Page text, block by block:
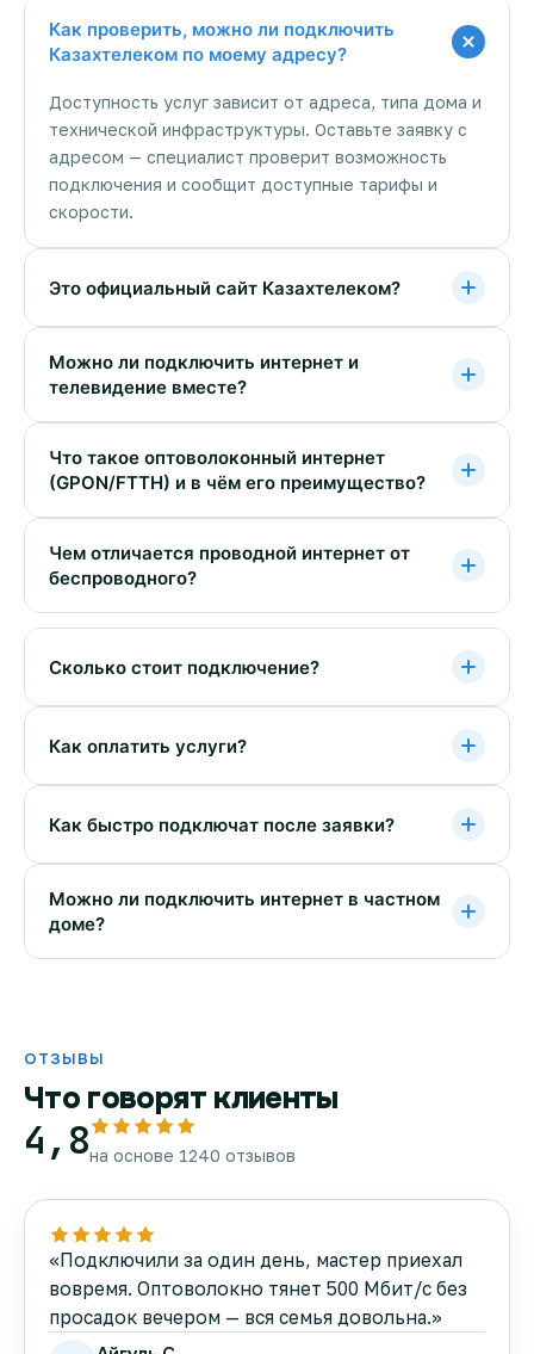
Как проверить, можно ли подключить
Казахтелеком по моему адресу?
Доступность услуг зависит от адреса, типа дома и
технической инфраструктуры. Оставьте заявку с
адресом — специалист проверит возможность
подключения и сообщит доступные тарифы и
скорости.
Это официальный сайт Казахтелеком?
Можно ли подключить интернет и
телевидение вместе?
Что такое оптоволоконный интернет
(GPON/FTTH) и в чём его преимущество?
Чем отличается проводной интернет от
беспроводного?
Сколько стоит подключение?
Как оплатить услуги?
Как быстро подключат после заявки?
Можно ли подключить интернет в частном
доме?
ОТЗЫВЫ
Что говорят клиенты
4,8на основе 1240 отзывов
«Подключили за один день, мастер приехал
вовремя. Оптоволокно тянет 500 Мбит/с без
просадок вечером — вся семья довольна.»